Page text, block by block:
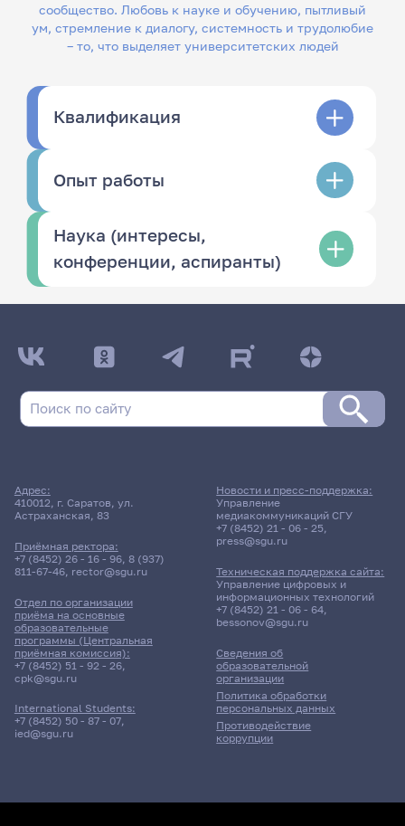
сообщество. Любовь к науке и обучению, пытливый
ум, стремление к диалогу, системность и трудолюбие
– то, что выделяет университетских людей
Квалификация
Опыт работы
Наука (интересы,
конференции, аспиранты)
Адрес:
410012, г. Саратов, ул.
Астраханская, 83
Приёмная ректора:
+7 (8452) 26 - 16 - 96, 8 (937)
811-67-46, rector@sgu.ru
Отдел по организации
приёма на основные
образовательные
программы (Центральная
приёмная комиссия):
+7 (8452) 51 - 92 - 26,
cpk@sgu.ru
International Students:
+7 (8452) 50 - 87 - 07,
ied@sgu.ru
Сведения об
образовательной
организации
Политика обработки
персональных данных
Противодействие
коррупции
Новости и пресс-поддержка:
Управление
медиакоммуникаций СГУ
+7 (8452) 21 - 06 - 25,
press@sgu.ru
Техническая поддержка сайта:
Управление цифровых и
информационных технологий
+7 (8452) 21 - 06 - 64,
bessonov@sgu.ru